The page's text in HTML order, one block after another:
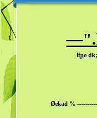
lfpo
Øekad %